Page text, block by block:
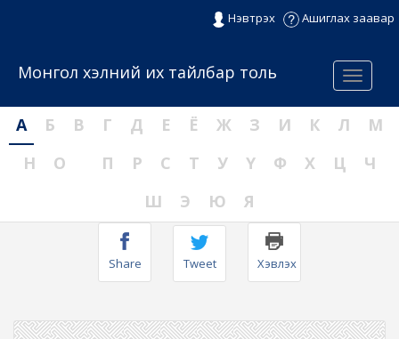
Нэвтрэх Ашиглах заавар
Menu
Монгол хэлний их тайлбар толь
А Б В Г Д Е Ё Ж З И К Л
М
Н
О П Р С Т У Ү Ф Х Ц
Ч
Ш
Э Ю Я
Share Tweet Хэвлэх